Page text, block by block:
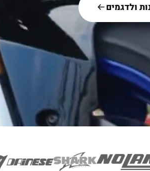
ולדגמים